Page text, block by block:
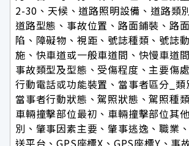
2-30、天候、道路照明設備、道路類
道路型態、事故位置、路面鋪裝、路
陷、障礙物、視距、號誌種類、號誌
施、快車道或一般車道間、快慢車道
事故類型及型態、受傷程度、主要傷
行動電話或功能裝置、當事者區分_類
當事者行動狀態、駕照狀態、駕照種
車輛撞擊部位最初、車輛撞擊部位其
別、肇事因素主要、肇事逃逸、職業